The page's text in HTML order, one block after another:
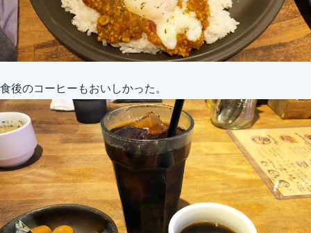
食後のコーヒーもおいしかった。